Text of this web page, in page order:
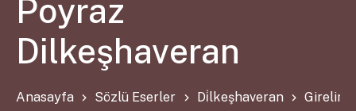
Poyraz
Dilkeşhaveran
Anasayfa Sözlü Eserler Di̇lkeşhaveran Girelim